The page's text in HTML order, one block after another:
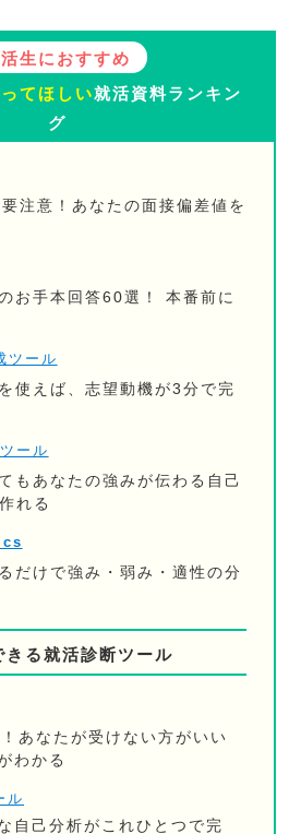
生におすすめ
てほしい就活資料ランキン
グ
注意！あなたの面接偏差値を
お手本回答60選！ 本番前に
ツール
使えば、志望動機が3分で完
ール
もあなたの強みが伝わる自己
れる
だけで強み・弱み・適性の分
きる就活診断ツール
あなたが受けない方がいい
わかる
ル
自己分析がこれひとつで完